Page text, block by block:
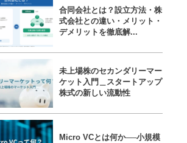
合同会社とは？設立方法・株
式会社との違い・メリット・
デメリットを徹底解...
未上場株のセカンダリーマー
ケット入門＿スタートアップ
株式の新しい流動性
Micro VCとは何か──小規模